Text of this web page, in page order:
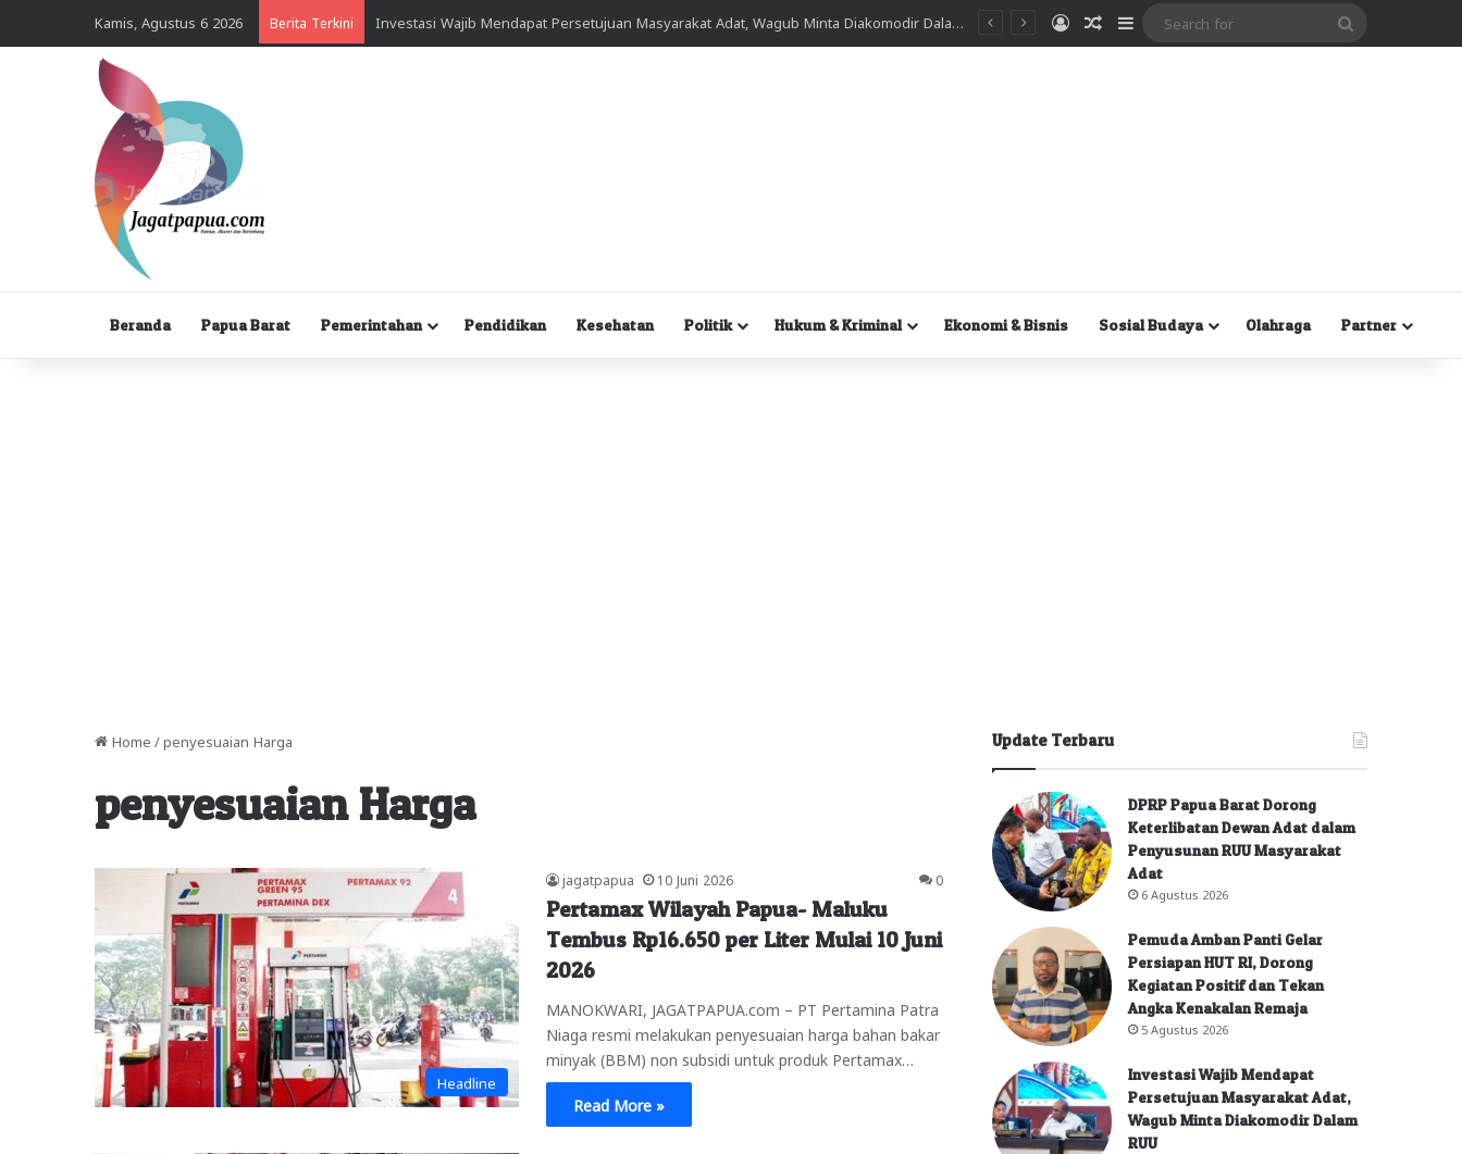
Kamis, Agustus 6 2026 Berita Terkini MasukRandom Article
Sidebar
Beranda Papua Barat Pemerintahan Pendidikan Kesehatan Politik Hukum & Kriminal Ekonomi & Bisnis Sosial Budaya Olahraga Partner
Home / penyesuaian Harga
penyesuaian Harga
Headline
jagatpapua 10 Juni 2026 0
Pertamax Wilayah Papua- Maluku
Tembus Rp16.650 per Liter Mulai 10 Juni
2026
MANOKWARI, JAGATPAPUA.com – PT Pertamina Patra
Niaga resmi melakukan penyesuaian harga bahan bakar
minyak (BBM) non subsidi untuk produk Pertamax…
Read More »
Update Terbaru
DPRP Papua Barat Dorong
Keterlibatan Dewan Adat dalam
Penyusunan RUU Masyarakat
Adat
6 Agustus 2026
Pemuda Amban Panti Gelar
Persiapan HUT RI, Dorong
Kegiatan Positif dan Tekan
Angka Kenakalan Remaja
5 Agustus 2026
Investasi Wajib Mendapat
Persetujuan Masyarakat Adat,
Wagub Minta Diakomodir Dalam
RUU